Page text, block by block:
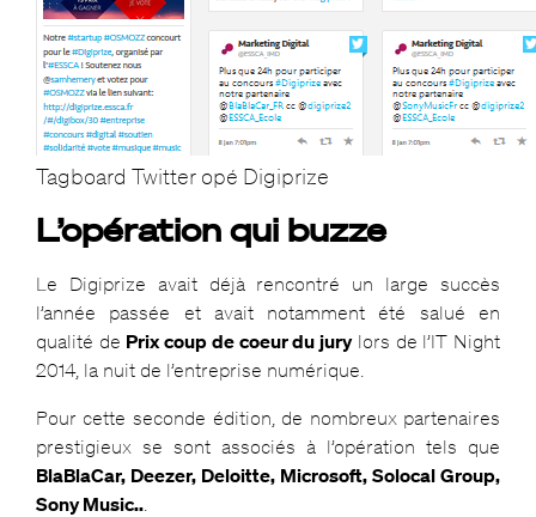
Tagboard Twitter opé Digiprize
L’opération qui buzze
Le Digiprize avait déjà rencontré un large succès
l’année passée et avait notamment été salué en
qualité de Prix coup de coeur du jurylors de l’IT Night
2014, la nuit de l’entreprise numérique.
Pour cette seconde édition, de nombreux partenaires
prestigieux se sont associés à l’opération tels que
BlaBlaCar, Deezer, Deloitte, Microsoft, Solocal Group,
Sony Music...